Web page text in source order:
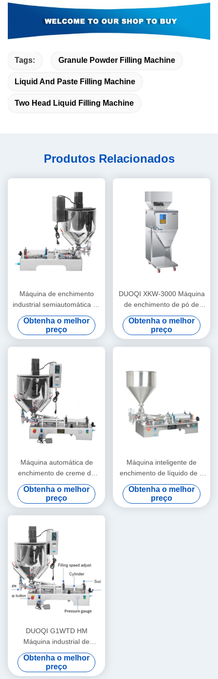
Tags: Granule Powder Filling Machine
Liquid And Paste Filling Machine
Two Head Liquid Filling Machine
Produtos Relacionados
Máquina de enchimento
industrial semiautomática de
0,4 Mpa
Obtenha o melhor
preço
DUOQI XKW-3000 Máquina
de enchimento de pó de
grânulos automática para
grãos de café
Obtenha o melhor
preço
Máquina automática de
enchimento de creme de
alta eficiência
Obtenha o melhor
preço
Máquina inteligente de
enchimento de líquido de 2
cabeças de alta precisão
para mel e suco
Obtenha o melhor
preço
DUOQI G1WTD HM
Máquina industrial de
enchimento para pasta
espessa com caldeira
Obtenha o melhor
preço